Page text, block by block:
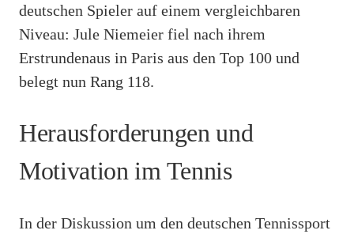
deutschen Spieler auf einem vergleichbaren
Niveau: Jule Niemeier fiel nach ihrem
Erstrundenaus in Paris aus den Top 100 und
belegt nun Rang 118.
Herausforderungen und
Motivation im Tennis
In der Diskussion um den deutschen Tennissport